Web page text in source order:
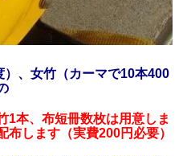
、女竹（カーマで10本400
1本、布短冊数枚は用意しま
します（実費200円必要）